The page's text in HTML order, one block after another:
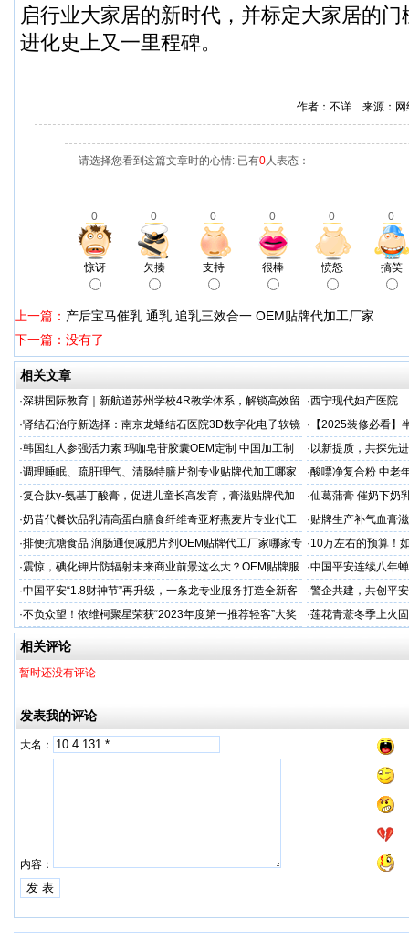
启行业大家居的新时代，并标定大家居的
进化史上又一里程碑。
作者：不详 来源：
请选择您看到这篇文章时的心情: 已有0人表态：
0 0 0 0 0 0
惊讶 欠揍 支持 很棒 愤怒 搞笑
上一篇： 产后宝马催乳 通乳 追乳三效合一 OEM贴牌代加工厂家
下一篇：没有了
相关文章
·深耕国际教育｜新航道苏州学校4R教学体系，解锁高效留
学备考之路
·西宁现代妇产医院
·肾结石治疗新选择：南京龙蟠结石医院3D数字化电子软镜
保肾取石术
· 【2025装修必看
你省下3万冤枉钱！
·韩国红人参强活力素 玛咖皂苷胶囊OEM定制 中国加工制
造商
· 以新提质，共探先
·调理睡眠、疏肝理气、清肠特膳片剂专业贴牌代加工哪家
专业
·酸嘌净复合粉 中老
·复合肽γ-氨基丁酸膏，促进儿童长高发育，膏滋贴牌代加
工厂家
·仙葛蒲膏 催奶下奶
家
·奶昔代餐饮品乳清高蛋白膳食纤维奇亚籽燕麦片专业代工
厂家
·贴牌生产补气血膏
·排便抗糖食品 润肠通便减肥片剂OEM贴牌代工厂家哪家专
业
·10万左右的预算！
·震惊，碘化钾片防辐射未来商业前景这么大？OEM贴牌服
务商
·中国平安连续八年
品牌"
·中国平安“1.8财神节”再升级，一条龙专业服务打造全新客
户体验
·警企共建，共创平
人才专项培训
·不负众望！依维柯聚星荣获“2023年度第一推荐轻客”大奖 ·莲花青薏冬季上火
工厂
相关评论
暂时还没有评论
发表我的评论
大名：
内容：